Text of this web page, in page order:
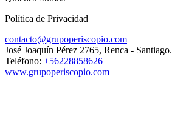
Política de Privacidad
contacto@grupoperiscopio.com
José Joaquín Pérez 2765, Renca - Santiago.
Teléfono: +56228858626
www.grupoperiscopio.com